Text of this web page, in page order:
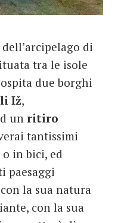
di
tra le isole
due borghi
Iž,
un ritiro
tantissimi
in bici, ed
paesaggi
la sua natura
con la sua